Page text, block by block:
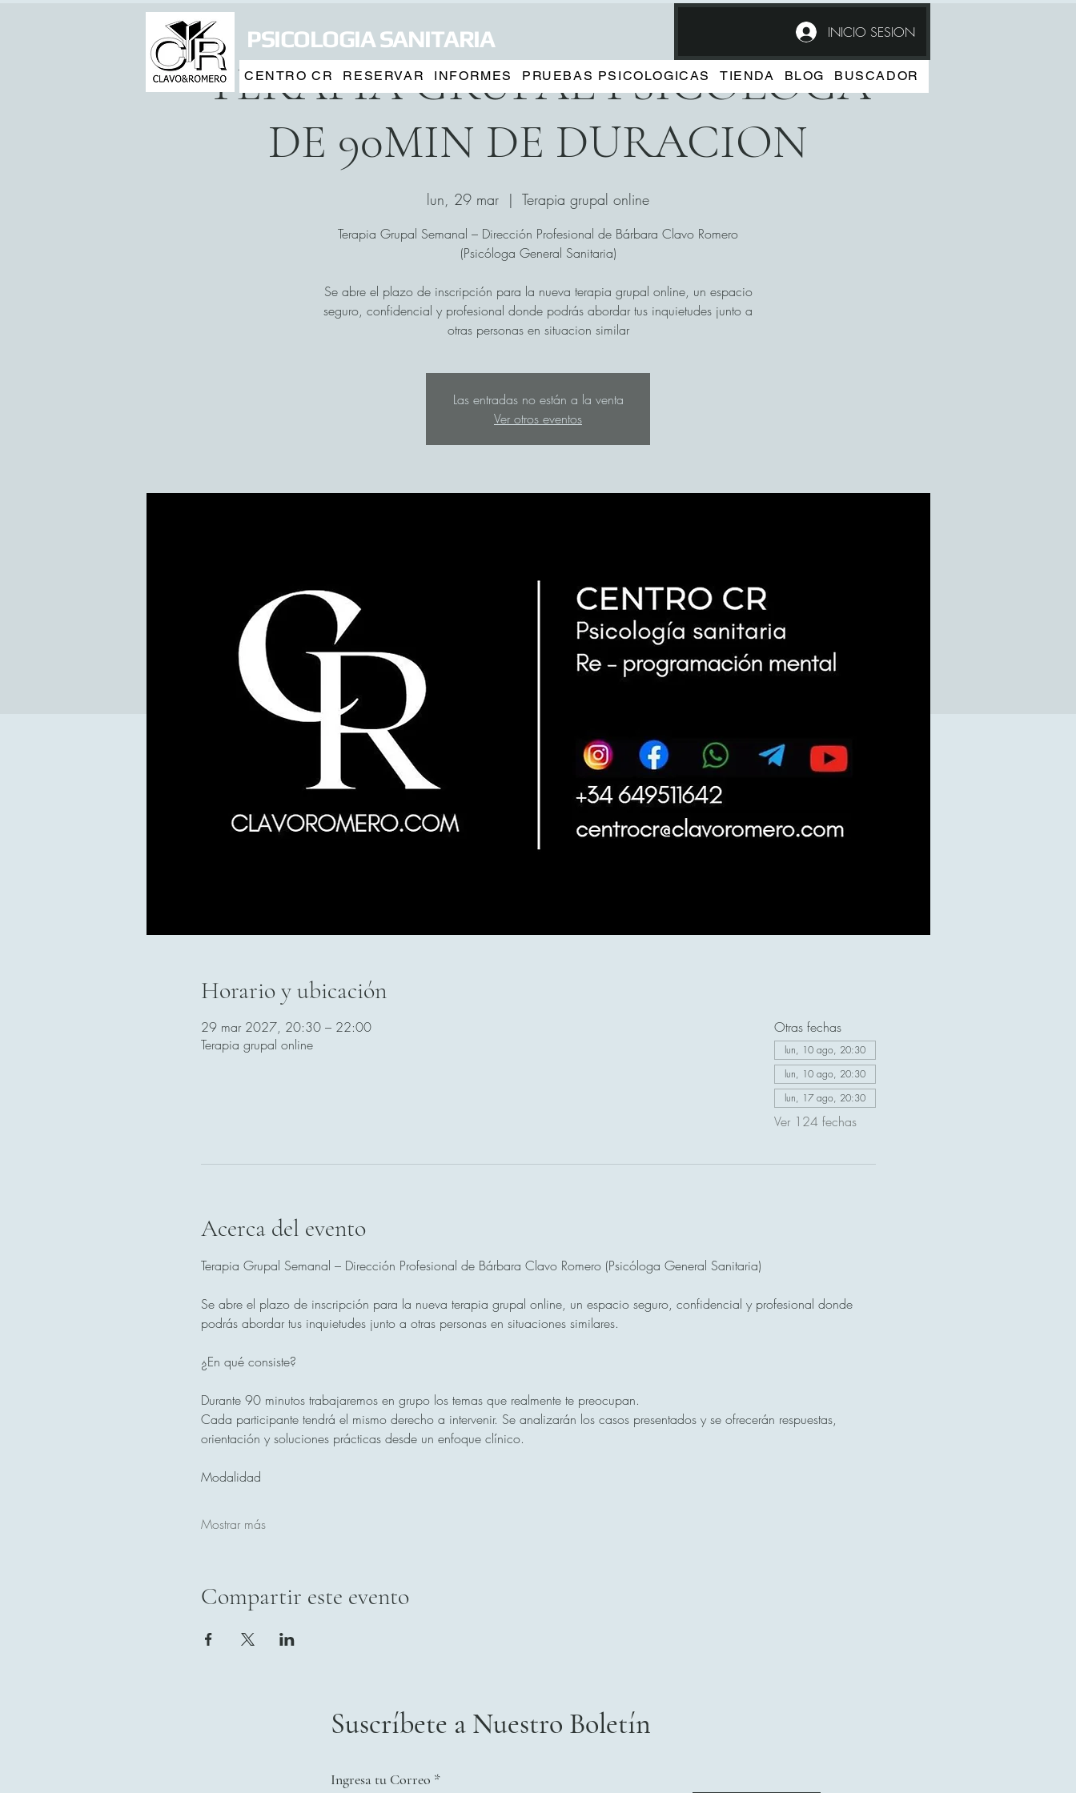
TERAPIA GRUPAL PSICOLOGA
DE 90MIN DE DURACION
lun, 29 mar
  |
Terapia grupal online
Terapia Grupal Semanal – Dirección Profesional de Bárbara Clavo Romero
(Psicóloga General Sanitaria)
Se abre el plazo de inscripción para la nueva terapia grupal online, un espacio
seguro, confidencial y profesional donde podrás abordar tus inquietudes junto a
otras personas en situacion similar
Las entradas no están a la venta
Ver otros eventos
Horario y ubicación
29 mar 2027, 20:30 – 22:00
Terapia grupal online
Otras fechas
lun, 10 ago, 20:30
lun, 10 ago, 20:30
lun, 17 ago, 20:30
Ver 124 fechas
Acerca del evento
Terapia Grupal Semanal – Dirección Profesional de Bárbara Clavo Romero (Psicóloga General Sanitaria)
Se abre el plazo de inscripción para la nueva terapia grupal online, un espacio seguro, confidencial y profesional donde
podrás abordar tus inquietudes junto a otras personas en situaciones similares.
¿En qué consiste?
Durante 90 minutos trabajaremos en grupo los temas que realmente te preocupan.
Cada participante tendrá el mismo derecho a intervenir. Se analizarán los casos presentados y se ofrecerán respuestas,
orientación y soluciones prácticas desde un enfoque clínico.
Modalidad
Mostrar más
Compartir este evento
CENTRO CR RESERVAR INFORMES PRUEBAS PSICOLOGICAS TIENDA BLOG BUSCADOR
INICIO SESION
PSICOLOGIA SANITARIA
Suscríbete a Nuestro Boletín
Ingresa tu Correo